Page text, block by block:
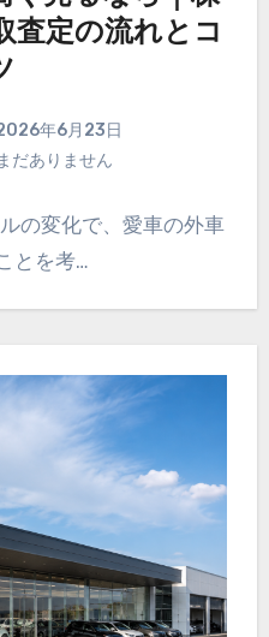
査定の流れとコ
年6月23日
だありません
の変化で、愛車の外車
とを考…